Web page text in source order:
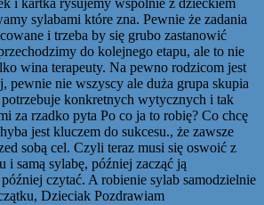
i kartka rysujemy wspólnie z dzieckiem
sylabami które zna. Pewnie że zadania
i trzeba by się grubo zastanowić
do kolejnego etapu, ale to nie
wina terapeuty. Na pewno rodzicom jest
pewnie nie wszyscy ale duża grupa skupia
potrzebuje konkretnych wytycznych i tak
za rzadko pyta Po co ja to robię? Co chcę
jest kluczem do sukcesu., że zawsze
sobą cel. Czyli teraz musi się oswoić z
i samą sylabę, później zacząć ją
czytać. A robienie sylab samodzielnie
Dzieciak Pozdrawiam